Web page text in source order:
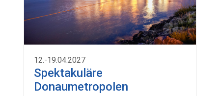
12.-19.04.2027
Spektakuläre
Donaumetropolen